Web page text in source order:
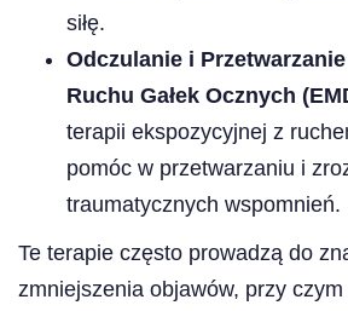
siłę.
Odczulanie i
Ruchu Gałek Ocznych
terapii ekspozycyjnej z
pomóc w przetwarzaniu i
traumatycznych wspomnień.
Te terapie często prowadzą do
zmniejszenia objawów, przy czym